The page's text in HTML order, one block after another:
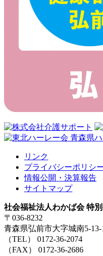
リンク
プライバシーポリシ
情報公開・決算報告
サイトマップ
社会福祉法人わかば会 特
〒036-8232
青森県弘前市大字城南5-13-
（TEL） 0172-36-2074
（FAX） 0172-36-2686